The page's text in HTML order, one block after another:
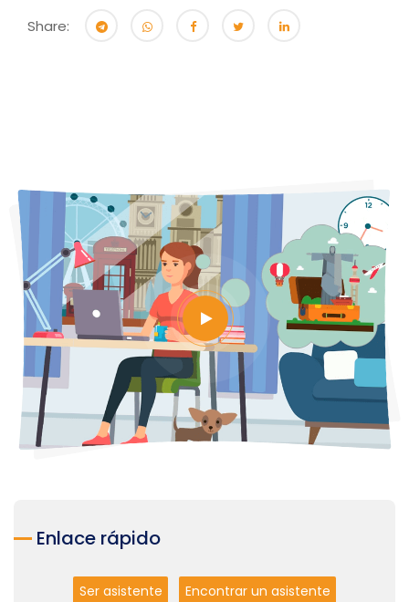
Share:
Enlace rápido
Ser asistente Encontrar un asistente